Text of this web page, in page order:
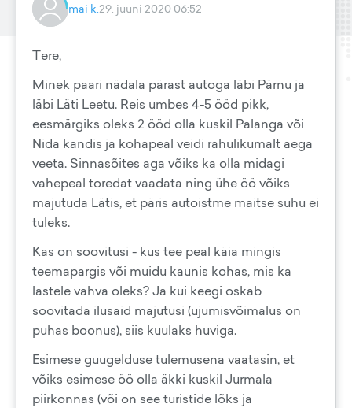
mai k.29. juuni 2020 06:52
Tere,
Minek paari nädala pärast autoga läbi Pärnu ja
läbi Läti Leetu. Reis umbes 4-5 ööd pikk,
eesmärgiks oleks 2 ööd olla kuskil Palanga või
Nida kandis ja kohapeal veidi rahulikumalt aega
veeta. Sinnasõites aga võiks ka olla midagi
vahepeal toredat vaadata ning ühe öö võiks
majutuda Lätis, et päris autoistme maitse suhu ei
tuleks.
Kas on soovitusi - kus tee peal käia mingis
teemapargis või muidu kaunis kohas, mis ka
lastele vahva oleks? Ja kui keegi oskab
soovitada ilusaid majutusi (ujumisvõimalus on
puhas boonus), siis kuulaks huviga.
Esimese guugelduse tulemusena vaatasin, et
võiks esimese öö olla äkki kuskil Jurmala
piirkonnas (või on see turistide lõks ja